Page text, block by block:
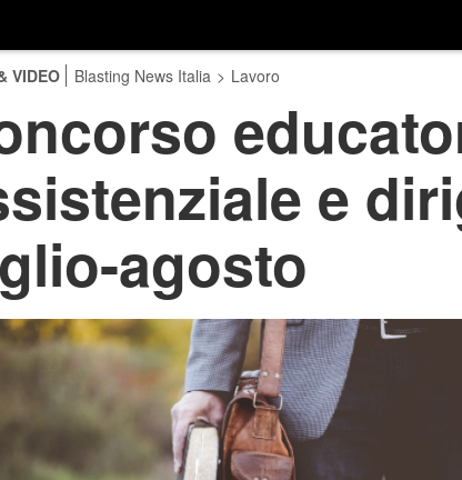
VIDEO Blasting News Italia > Lavoro
e
agosto